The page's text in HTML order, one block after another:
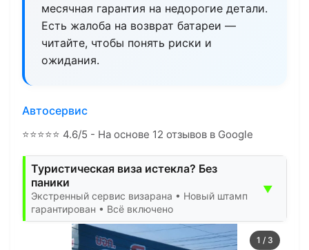
месячная гарантия на недорогие детали.
Есть жалоба на возврат батареи —
читайте, чтобы понять риски и
ожидания.
Автосервис
⭐⭐⭐⭐⭐ 4.6/5 - На основе 12 отзывов в Google
Туристическая виза истекла? Без
паники
Экстренный сервис визарана • Новый штамп
гарантирован • Всё включено
▼
1 / 3